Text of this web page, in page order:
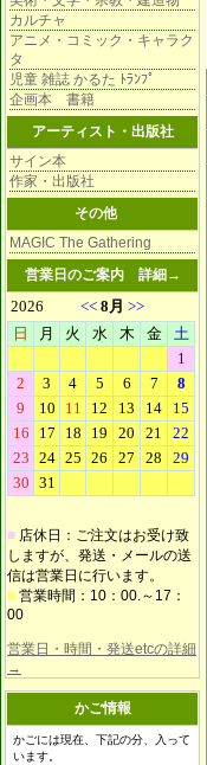
カルチャ
アニメ・コミック・キャラク
タ
児童 雑誌 かるた ﾄﾗﾝﾌﾟ
企画本 書籍
アーティスト・出版社
サイン本
作家・出版社
その他
MAGIC The Gathering
営業日のご案内 詳細→
■ 店休日：ご注文はお受け致
しますが、発送・メールの送
信は営業日に行います。
■ 営業時間：10：00.～17：
00
営業日・時間・発送etcの詳細
→
かご情報
かごには現在、下記の分、入って
います。